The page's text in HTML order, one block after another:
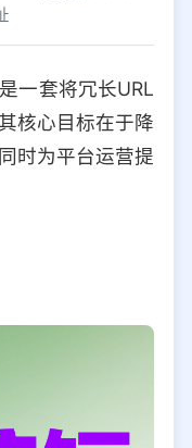
一套将冗长URL
核心目标在于降
时为平台运营提